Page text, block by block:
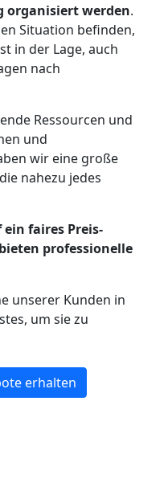
organisiert werden.
Situation befinden,
in der Lage, auch
nach
Ressourcen und
und
wir eine große
nahezu jedes
faires Preis-
professionelle
unserer Kunden in
um sie zu
erhalten